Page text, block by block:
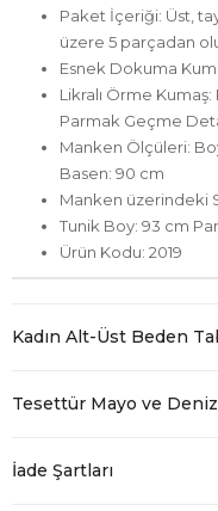
Paket İçeriği: Üst,
üzere 5 parçadan
Esnek Dokuma
Likralı Örme
Parmak Geçme
Manken Ölçüleri:
Basen: 90 cm
Manken üzerindeki
Tunik Boy: 93 cm
Ürün Kodu: 2019
Kadın Alt-Üst Beden
Tesettür Mayo ve
İade Şartları